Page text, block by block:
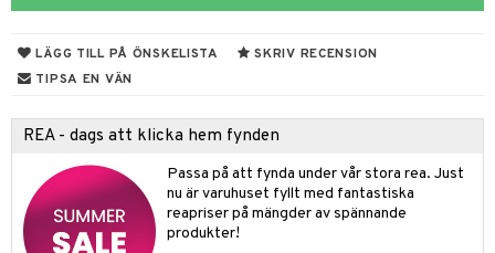
LÄGG TILL PÅ ÖNSKELISTA
SKRIV RECENSION
TIPSA EN VÄN
REA - dags att klicka hem fynden
Passa på att fynda under vår stora rea. Just
nu är varuhuset fyllt med fantastiska
reapriser på mängder av spännande
produkter!
& nötter
& buljong